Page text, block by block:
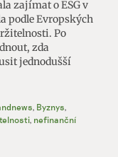
zajímat o ESG v
podle Evropských
Po
zda
jednodušší
, Byznys,
, nefinanční